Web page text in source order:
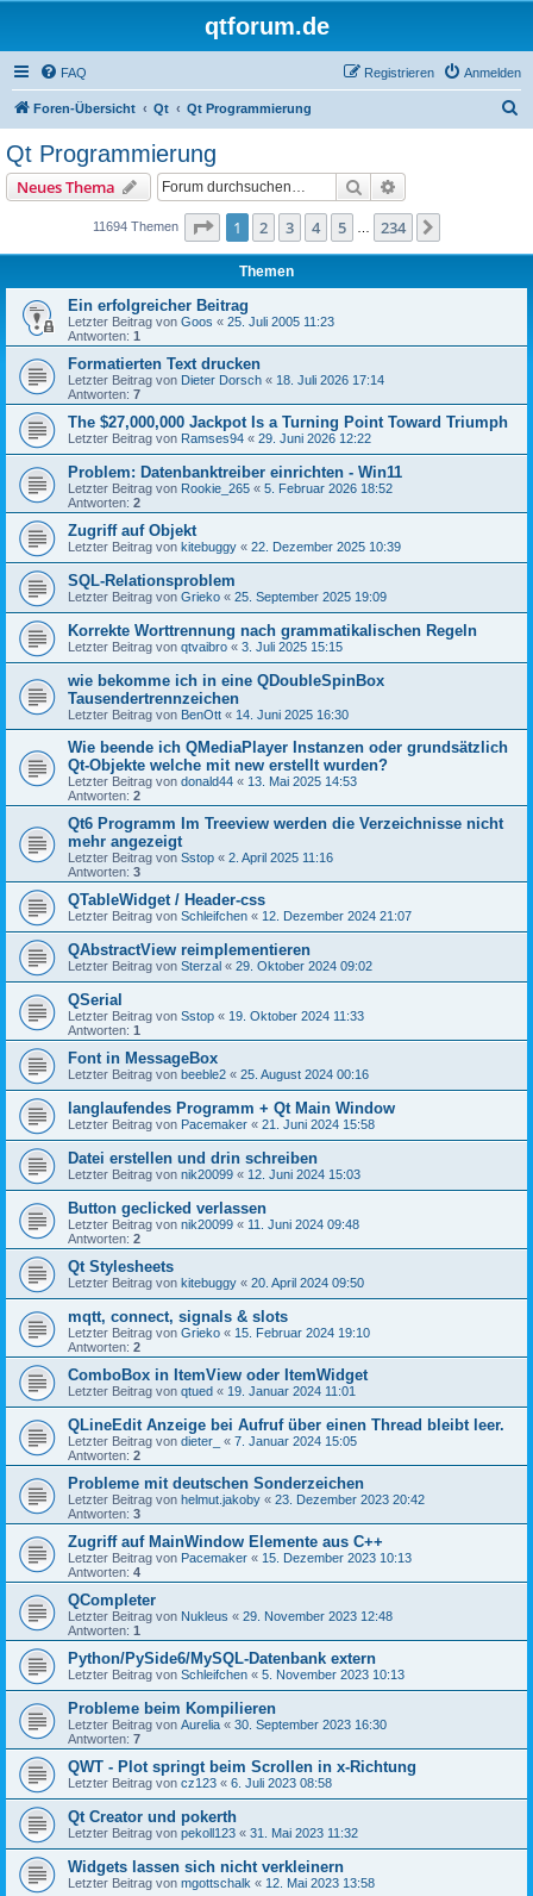
qtforum.de
FAQ Anmelden
Registrieren
Foren-Übersicht Qt Qt Programmierung
Qt Programmierung
Neues Thema Suche
11694 Themen Seite 1von 234
1 2 3 4 5 234
Themen
Ein erfolgreicher Beitrag
Letzter Beitrag von Goos « 25. Juli 2005 11:23
Antworten: 1
Formatierten Text drucken
Letzter Beitrag von Dieter Dorsch « 18. Juli 2026 17:14
Antworten: 7
The $27,000,000 Jackpot Is a Turning Point Toward Triumph
Letzter Beitrag von Ramses94 « 29. Juni 2026 12:22
Problem: Datenbanktreiber einrichten - Win11
Letzter Beitrag von Rookie_265 « 5. Februar 2026 18:52
Antworten: 2
Zugriff auf Objekt
Letzter Beitrag von kitebuggy « 22. Dezember 2025 10:39
SQL-Relationsproblem
Letzter Beitrag von Grieko « 25. September 2025 19:09
Korrekte Worttrennung nach grammatikalischen Regeln
Letzter Beitrag von qtvaibro « 3. Juli 2025 15:15
wie bekomme ich in eine QDoubleSpinBox
Tausendertrennzeichen
Letzter Beitrag von BenOtt « 14. Juni 2025 16:30
Wie beende ich QMediaPlayer Instanzen oder grundsätzlich
Qt-Objekte welche mit new erstellt wurden?
Letzter Beitrag von donald44 « 13. Mai 2025 14:53
Antworten: 2
Qt6 Programm Im Treeview werden die Verzeichnisse nicht
mehr angezeigt
Letzter Beitrag von Sstop « 2. April 2025 11:16
Antworten: 3
QTableWidget / Header-css
Letzter Beitrag von Schleifchen « 12. Dezember 2024 21:07
QAbstractView reimplementieren
Letzter Beitrag von Sterzal « 29. Oktober 2024 09:02
QSerial
Letzter Beitrag von Sstop « 19. Oktober 2024 11:33
Antworten: 1
Font in MessageBox
Letzter Beitrag von beeble2 « 25. August 2024 00:16
langlaufendes Programm + Qt Main Window
Letzter Beitrag von Pacemaker « 21. Juni 2024 15:58
Datei erstellen und drin schreiben
Letzter Beitrag von nik20099 « 12. Juni 2024 15:03
Button geclicked verlassen
Letzter Beitrag von nik20099 « 11. Juni 2024 09:48
Antworten: 2
Qt Stylesheets
Letzter Beitrag von kitebuggy « 20. April 2024 09:50
mqtt, connect, signals & slots
Letzter Beitrag von Grieko « 15. Februar 2024 19:10
Antworten: 2
ComboBox in ItemView oder ItemWidget
Letzter Beitrag von qtued « 19. Januar 2024 11:01
QLineEdit Anzeige bei Aufruf über einen Thread bleibt leer.
Letzter Beitrag von dieter_ « 7. Januar 2024 15:05
Antworten: 2
Probleme mit deutschen Sonderzeichen
Letzter Beitrag von helmut.jakoby « 23. Dezember 2023 20:42
Antworten: 3
Zugriff auf MainWindow Elemente aus C++
Letzter Beitrag von Pacemaker « 15. Dezember 2023 10:13
Antworten: 4
QCompleter
Letzter Beitrag von Nukleus « 29. November 2023 12:48
Antworten: 1
Python/PySide6/MySQL-Datenbank extern
Letzter Beitrag von Schleifchen « 5. November 2023 10:13
Probleme beim Kompilieren
Letzter Beitrag von Aurelia « 30. September 2023 16:30
Antworten: 7
QWT - Plot springt beim Scrollen in x-Richtung
Letzter Beitrag von cz123 « 6. Juli 2023 08:58
Qt Creator und pokerth
Letzter Beitrag von pekoll123 « 31. Mai 2023 11:32
Widgets lassen sich nicht verkleinern
Letzter Beitrag von mgottschalk « 12. Mai 2023 13:58